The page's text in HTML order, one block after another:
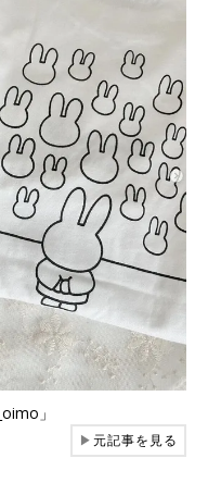
」
▶元記事を見る